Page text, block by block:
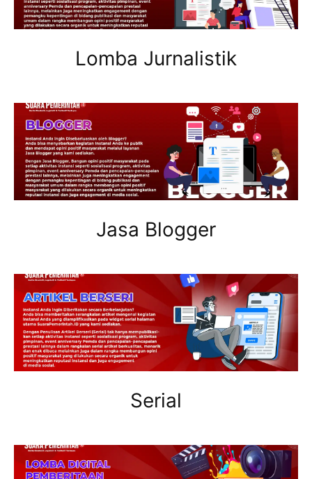
Lomba Jurnalistik
Jasa Blogger
Serial